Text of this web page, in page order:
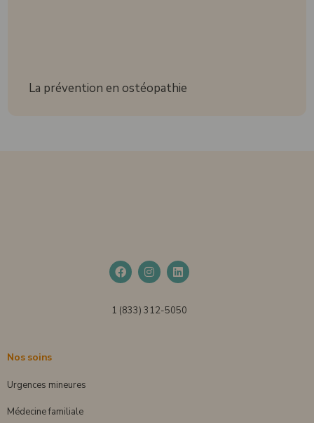
La prévention en ostéopathie
1 (833) 312-5050
Nos soins
Urgences mineures
Médecine familiale